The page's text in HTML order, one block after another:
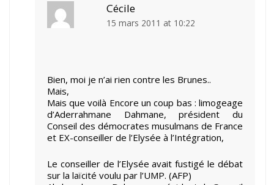
Cécile
15 mars 2011 at 10:22
Bien, moi je n’ai rien contre les Brunes..
Mais,
Mais que voilà Encore un coup bas : limogeage
d’Aderrahmane Dahmane, président du
Conseil des démocrates musulmans de France
et EX-conseiller de l’Elysée à l’Intégration,
Le conseiller de l’Elysée avait fustigé le débat
sur la laïcité voulu par l’UMP. (AFP)